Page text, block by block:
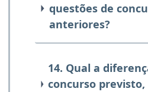
questões de
anteriores?
14. Qual a
concurso